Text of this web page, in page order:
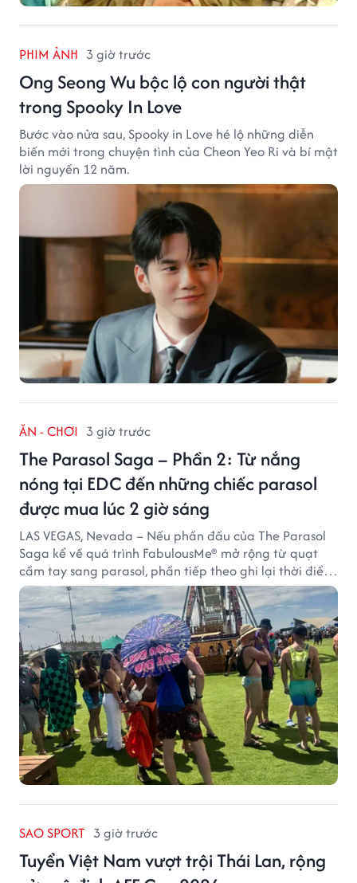
PHIM ẢNH 3 giờ trước
Ong Seong Wu bộc lộ con người thật
trong Spooky In Love
Bước vào nửa sau, Spooky in Love hé lộ những diễn
biến mới trong chuyện tình của Cheon Yeo Ri và bí mật
lời nguyền 12 năm.
ĂN - CHƠI 3 giờ trước
The Parasol Saga – Phần 2: Từ nắng
nóng tại EDC đến những chiếc parasol
được mua lúc 2 giờ sáng
LAS VEGAS, Nevada – Nếu phần đầu của The Parasol
Saga kể về quá trình FabulousMe® mở rộng từ quạt
cầm tay sang parasol, phần tiếp theo ghi lại thời điểm
sản phẩm được thị trường đón nhận và dần vượt khỏi
công năng che nắng thông thường.
SAO SPORT 3 giờ trước
Tuyển Việt Nam vượt trội Thái Lan, rộng